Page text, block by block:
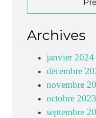
Archives
janvier 2024
décembre
novembre
octobre 2023
septembre